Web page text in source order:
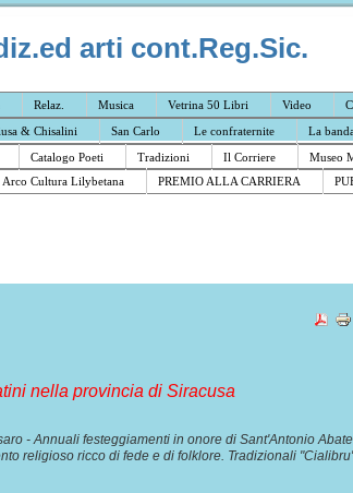
arti cont.Reg.Sic.
Relaz. Musica Vetrina 50 Libri Video
& Chisalini San Carlo Le confraternite La
Catalogo Poeti Tradizioni Il Corriere Museo
Arco Cultura Lilybetana PREMIO ALLA CARRIERA
nella provincia di Siracusa
- Annuali festeggiamenti in onore di Sant'Antonio
religioso ricco di fede e di folklore. Tradizionali